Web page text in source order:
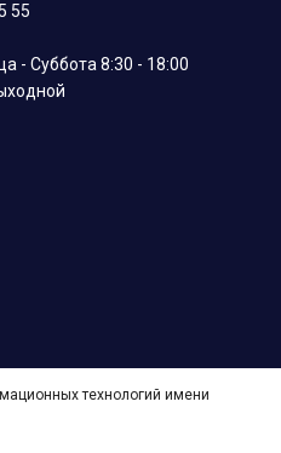
55
- Суббота 8:30 - 18:00
технологий имени